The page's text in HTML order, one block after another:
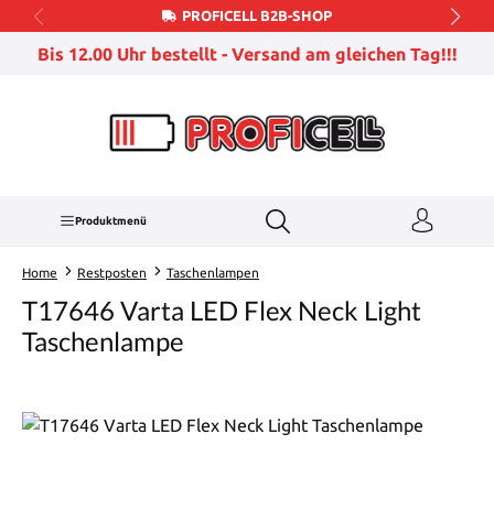
Zum Hauptinhalt springenPROFICELL B2B-SHOP
Bis 12.00 Uhr bestellt - Versand am gleichen Tag!!!
Produktmenü
Home Restposten Taschenlampen
T17646 Varta LED Flex Neck Light
Taschenlampe
Bildergalerie überspringen